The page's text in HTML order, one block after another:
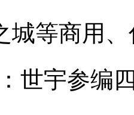
城等商用